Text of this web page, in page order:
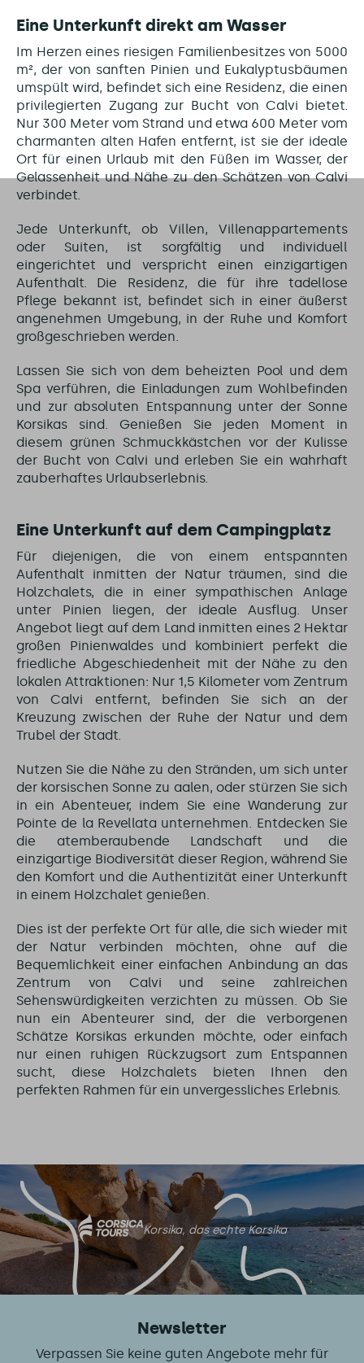
Eine Unterkunft direkt am Wasser
Im Herzen eines riesigen Familienbesitzes von 5000
m², der von sanften Pinien und Eukalyptusbäumen
umspült wird, befindet sich eine Residenz, die einen
privilegierten Zugang zur Bucht von Calvi bietet.
Nur 300 Meter vom Strand und etwa 600 Meter vom
charmanten alten Hafen entfernt, ist sie der ideale
Ort für einen Urlaub mit den Füßen im Wasser, der
Gelassenheit und Nähe zu den Schätzen von Calvi
verbindet.
Jede Unterkunft, ob Villen, Villenappartements
oder Suiten, ist sorgfältig und individuell
eingerichtet und verspricht einen einzigartigen
Aufenthalt. Die Residenz, die für ihre tadellose
Pflege bekannt ist, befindet sich in einer äußerst
angenehmen Umgebung, in der Ruhe und Komfort
großgeschrieben werden.
Lassen Sie sich von dem beheizten Pool und dem
Spa verführen, die Einladungen zum Wohlbefinden
und zur absoluten Entspannung unter der Sonne
Korsikas sind. Genießen Sie jeden Moment in
diesem grünen Schmuckkästchen vor der Kulisse
der Bucht von Calvi und erleben Sie ein wahrhaft
zauberhaftes Urlaubserlebnis.
Eine Unterkunft auf dem Campingplatz
Für diejenigen, die von einem entspannten
Aufenthalt inmitten der Natur träumen, sind die
Holzchalets, die in einer sympathischen Anlage
unter Pinien liegen, der ideale Ausflug. Unser
Angebot liegt auf dem Land inmitten eines 2 Hektar
großen Pinienwaldes und kombiniert perfekt die
friedliche Abgeschiedenheit mit der Nähe zu den
lokalen Attraktionen: Nur 1,5 Kilometer vom Zentrum
von Calvi entfernt, befinden Sie sich an der
Kreuzung zwischen der Ruhe der Natur und dem
Trubel der Stadt.
Nutzen Sie die Nähe zu den Stränden, um sich unter
der korsischen Sonne zu aalen, oder stürzen Sie sich
in ein Abenteuer, indem Sie eine Wanderung zur
Pointe de la Revellata unternehmen. Entdecken Sie
die atemberaubende Landschaft und die
einzigartige Biodiversität dieser Region, während Sie
den Komfort und die Authentizität einer Unterkunft
in einem Holzchalet genießen.
Dies ist der perfekte Ort für alle, die sich wieder mit
der Natur verbinden möchten, ohne auf die
Bequemlichkeit einer einfachen Anbindung an das
Zentrum von Calvi und seine zahlreichen
Sehenswürdigkeiten verzichten zu müssen. Ob Sie
nun ein Abenteurer sind, der die verborgenen
Schätze Korsikas erkunden möchte, oder einfach
nur einen ruhigen Rückzugsort zum Entspannen
sucht, diese Holzchalets bieten Ihnen den
perfekten Rahmen für ein unvergessliches Erlebnis.
Korsika, das echte Korsika
Newsletter
Verpassen Sie keine guten Angebote mehr für